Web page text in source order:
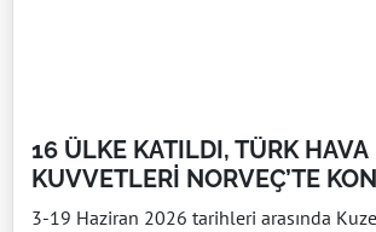
16 ÜLKE KATILDI, TÜRK HAVA
KUVVETLERİ NORVEÇ’TE
3-19 Haziran 2026 tarihleri arasında